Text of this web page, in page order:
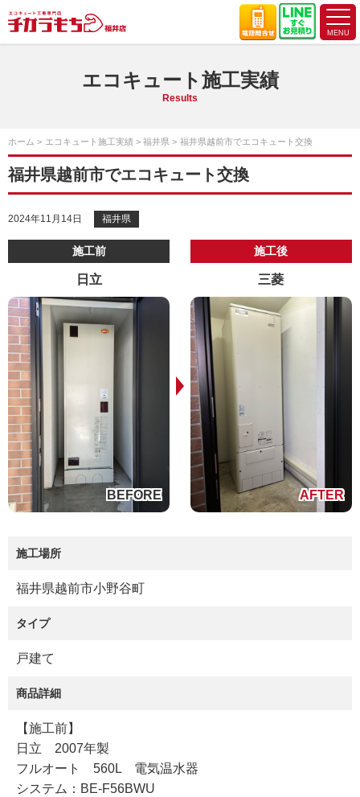
エコキュート施工実績
Results
ホーム エコキュート施工実績 福井県 福井県越前市でエコキュート交換
福井県越前市でエコキュート交換
2024年11月14日 福井県
施工前
日立
施工後
三菱
施工場所
福井県越前市小野谷町
タイプ
戸建て
商品詳細
【施工前】
日立 2007年製
フルオート 560L 電気温水器
システム：BE-F56BWU